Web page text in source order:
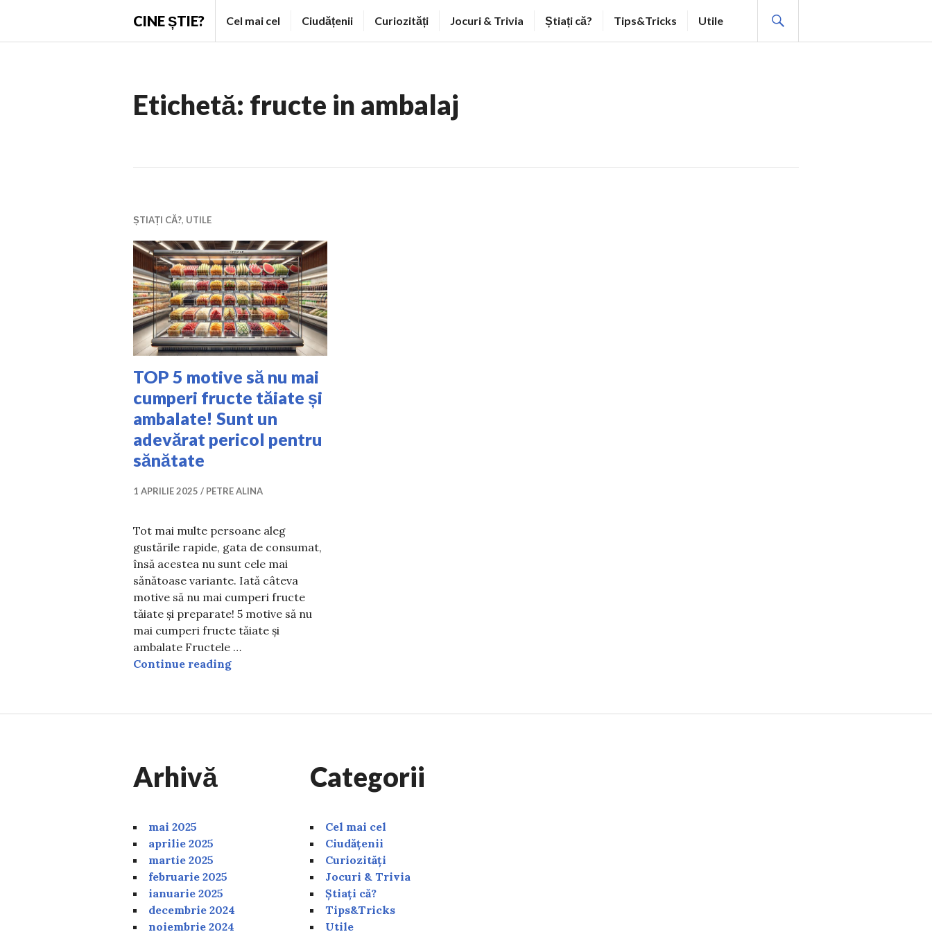
CINE ȘTIE? Cel mai cel Ciudățenii Curiozități Jocuri & Trivia Știați că? Tips&Tricks Utile
Etichetă: fructe in ambalaj
ȘTIAȚI CĂ?, UTILE
TOP 5 motive să nu mai
cumperi fructe tăiate și
ambalate! Sunt un
adevărat pericol pentru
sănătate
1 APRILIE 2025 PETRE ALINA
Tot mai multe persoane aleg
gustările rapide, gata de consumat,
însă acestea nu sunt cele mai
sănătoase variante. Iată câteva
motive să nu mai cumperi fructe
tăiate și preparate! 5 motive să nu
mai cumperi fructe tăiate și
ambalate Fructele …
Continue readingTOP 5 motive să nu mai cumperi fructe tăiate și ambalate! Sunt un adevărat pericol pentru sănătate
Arhivă
mai 2025
aprilie 2025
martie 2025
februarie 2025
ianuarie 2025
decembrie 2024
noiembrie 2024
Categorii
Cel mai cel
Ciudățenii
Curiozități
Jocuri & Trivia
Știați că?
Tips&Tricks
Utile